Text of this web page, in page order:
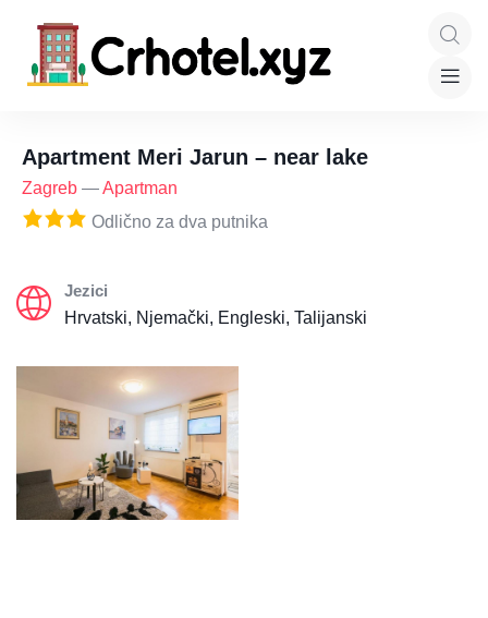
Apartment Meri Jarun – near lake
Zagreb —Apartman
Odlično za dva putnika
Jezici
Hrvatski, Njemački, Engleski, Talijanski